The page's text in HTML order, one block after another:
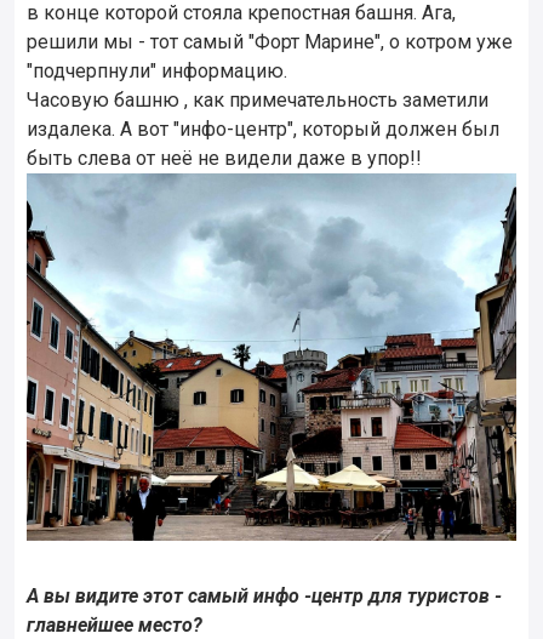
в конце которой стояла крепостная башня. Ага,
решили мы - тот самый "Форт Марине", о котром уже
"подчерпнули" информацию.
Часовую башню , как примечательность заметили
издалека. А вот "инфо-центр", который должен был
быть слева от неё не видели даже в упор!!
А вы видите этот самый инфо -центр для туристов -
главнейшее место?